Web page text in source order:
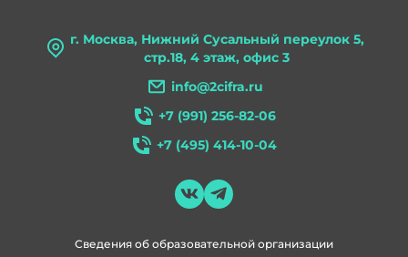
г. Москва, Нижний Сусальный переулок 5,
стр.18, 4 этаж, офис 3
info@2cifra.ru
+7 (991) 256-82-06
+7 (495) 414-10-04
Сведения об образовательной организации